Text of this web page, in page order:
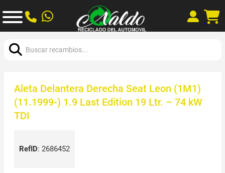
Aleta Delantera Derecha Seat Leon (1M1)
(11.1999-) 1.9 Last Edition 19 Ltr. – 74 kW
TDI
RefID: 2686452